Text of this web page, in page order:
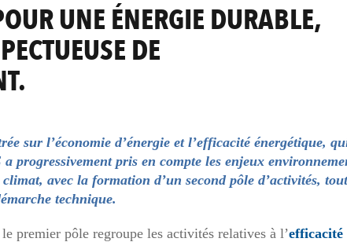
UNE ÉNERGIE DURABLE,
DE
sur l’économie d’énergie et l’efficacité énergétique,
a progressivement pris en compte les enjeux
climat, avec la formation d’un second pôle d’activités,
technique.
premier pôle regroupe les activités relatives à l’efficacité